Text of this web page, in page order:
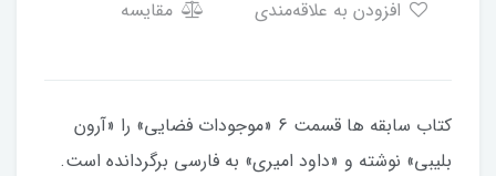
مقایسه
کتاب سابقه ها قسمت 6 «موجودات فضایی» را «آرون
بلیبی» نوشته و «داود امیری» به فارسی برگردانده است.